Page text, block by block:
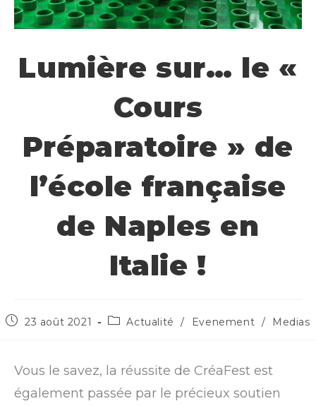
Lumière sur… le «
Cours
Préparatoire » de
l’école française
de Naples en
Italie !
23 août 2021 Actualité / Evenement / Medias
Vous le savez, la réussite de CréaFest est
également passée par le précieux soutien